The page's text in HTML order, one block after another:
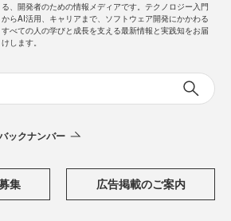
る、開発者のための情報メディアです。テクノロジー入門
からAI活用、キャリアまで、ソフトウェア開発にかかわる
すべての人の学びと成長を支える最新情報と実践知をお届
けします。
ックナンバー
集 広告掲載のご案内